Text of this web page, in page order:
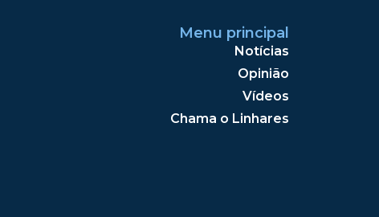
Menu principal
Notícias
Opinião
Vídeos
Chama o Linhares